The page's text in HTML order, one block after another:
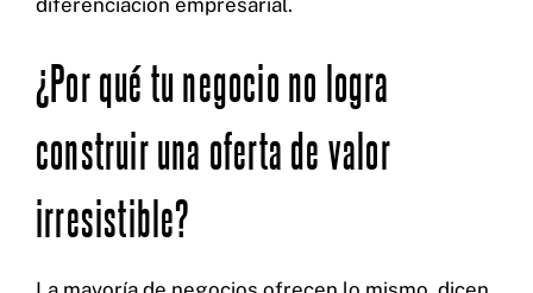
diferenciación empresarial.
¿Por qué tu negocio no logra
construir una oferta de valor
irresistible?